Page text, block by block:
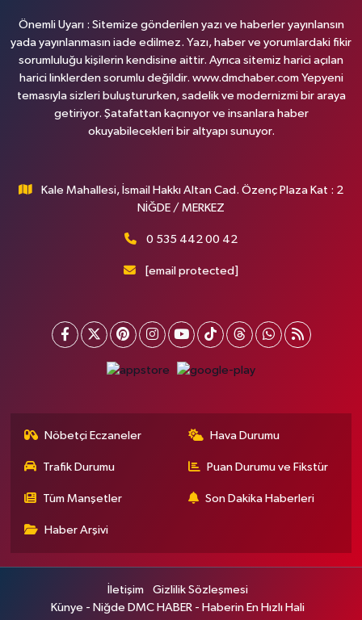
Önemli Uyarı : Sitemize gönderilen yazı ve haberler yayınlansın
yada yayınlanmasın iade edilmez. Yazı, haber ve yorumlardaki fikir
sorumluluğu kişilerin kendisine aittir. Ayrıca sitemiz harici açılan
harici linklerden sorumlu değildir. www.dmchaber.com Yepyeni
temasıyla sizleri buluştururken, sadelik ve modernizmi bir araya
getiriyor. Şatafattan kaçınıyor ve insanlara haber
okuyabilecekleri bir altyapı sunuyor.
Kale Mahallesi, İsmail Hakkı Altan Cad. Özenç Plaza Kat : 2
NİĞDE / MERKEZ
0 535 442 00 42
[email protected]
Nöbetçi Eczaneler Hava Durumu
Trafik Durumu Puan Durumu ve Fikstür
Tüm Manşetler Son Dakika Haberleri
Haber Arşivi
İletişim
Gizlilik Sözleşmesi
Künye - Niğde DMC HABER - Haberin En Hızlı Hali